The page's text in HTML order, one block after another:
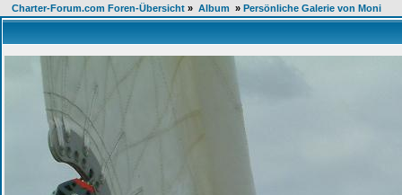
Charter-Forum.com Foren-Übersicht » Album » Persönliche Galerie von Moni